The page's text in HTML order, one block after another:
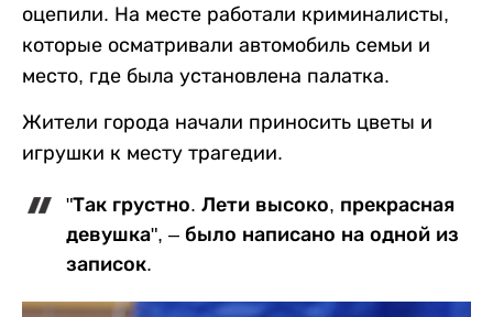
оцепили. На месте работали криминалисты,
которые осматривали автомобиль семьи и
место, где была установлена палатка.
Жители города начали приносить цветы и
игрушки к месту трагедии.
"Так грустно. Лети высоко, прекрасная
девушка", – было написано на одной из
записок.